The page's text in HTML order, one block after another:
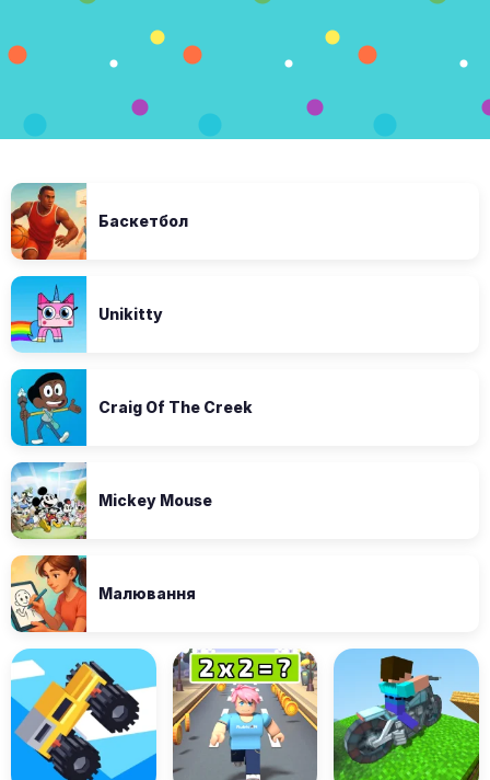
Баскетбол
Unikitty
Craig Of The Creek
Mickey Mouse
Малювання